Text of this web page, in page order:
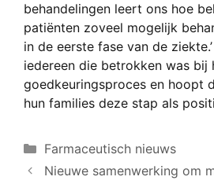
behandelingen leert ons hoe
patiënten zoveel mogelijk
in de eerste fase van de
iedereen die betrokken was bij
goedkeuringsproces en hoopt
hun families deze stap als
Categorieën
Farmaceutisch nieuws
Nieuwe samenwerking om